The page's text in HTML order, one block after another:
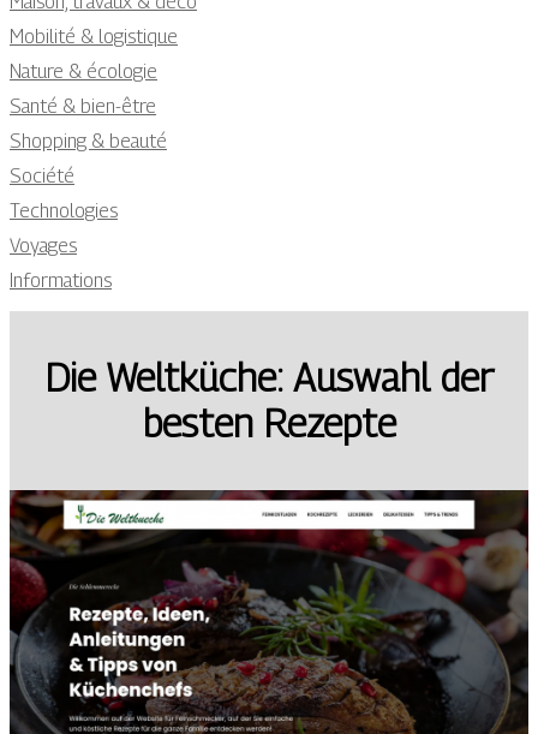
Mobilité & logistique
Nature & écologie
Santé & bien-être
Shopping & beauté
Société
Technologies
Voyages
Informations
Die Weltküche: Auswahl der
besten Rezepte